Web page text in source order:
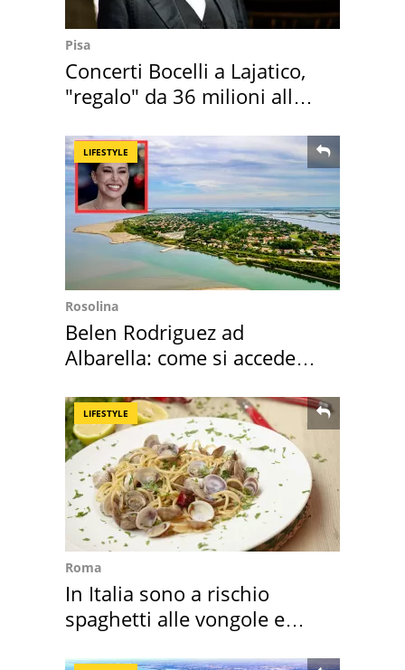
Pisa
Concerti Bocelli a Lajatico,
"regalo" da 36 milioni alla
LIFESTYLE
Rosolina
Belen Rodriguez ad
Albarella: come si accede
LIFESTYLE
Roma
In Italia sono a rischio
spaghetti alle vongole e